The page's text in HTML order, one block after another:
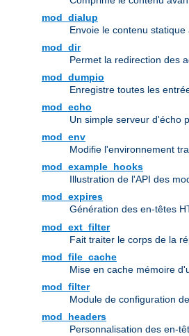
mod_dialup
Envoie le contenu
mod_dir
Permet la redirection des
mod_dumpio
Enregistre toutes les
mod_echo
Un simple serveur d'écho
mod_env
Modifie l'environnement
mod_example_hooks
Illustration de l'API des
mod_expires
Génération des en-têtes
mod_ext_filter
Fait traiter le corps de la
mod_file_cache
Mise en cache mémoire
mod_filter
Module de configuration
mod_headers
Personnalisation des en-